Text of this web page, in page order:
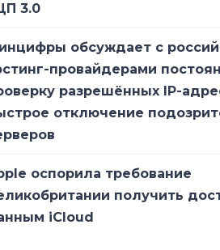
3.0
обсуждает с
провайдерами
разрешённых IP-
отключение
оспорила требование
получить
iCloud